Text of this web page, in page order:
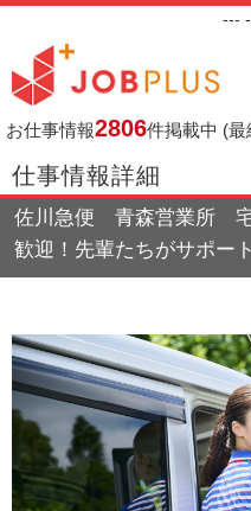
---
お仕事情報2806件掲載中 (最
仕事情報詳細
佐川急便 青森営業所 宅
歓迎！先輩たちがサポー